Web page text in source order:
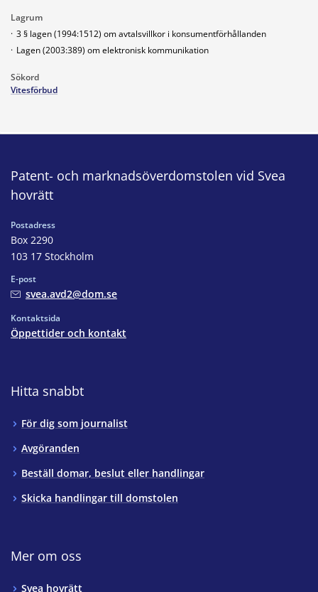
Lagrum
· 3 § lagen (1994:1512) om avtalsvillkor i konsumentförhållanden
· Lagen (2003:389) om elektronisk kommunikation
Sökord
Vitesförbud
Patent- och marknadsöverdomstolen vid Svea
hovrätt
Postadress
Box 2290
103 17 Stockholm
E-post
svea.avd2@dom.se
Kontaktsida
Öppettider och kontakt
Hitta snabbt
För dig som journalist
Avgöranden
Beställ domar, beslut eller handlingar
Skicka handlingar till domstolen
Mer om oss
Svea hovrätt